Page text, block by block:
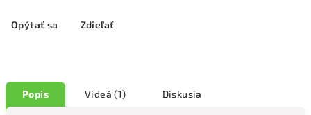
Opýtať sa Zdieľať
Popis Videá (1) Diskusia